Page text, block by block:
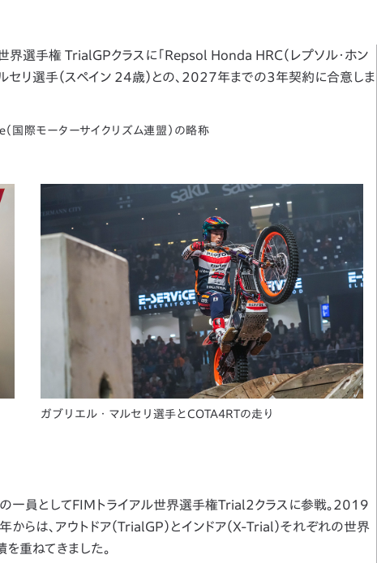
界選手権 TrialGPクラスに「Repsol Honda HRC（レプソル・ホン
セリ選手（スペイン 24歳）との、2027年までの3年契約に合意しま
モーターサイクリズム連盟）の略称
ガブリエル・マルセリ選手とCOTA4RTの走り
一員としてFIMトライアル世界選手権Trial2クラスに参戦。2019
は、アウトドア（TrialGP）とインドア（X-Trial）それぞれの世界
重ねてきました。